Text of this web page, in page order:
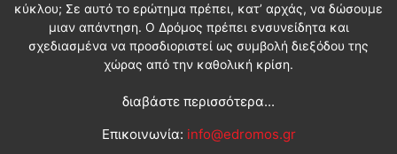
κύκλου; Σε αυτό το ερώτημα πρέπει, κατ’ αρχάς, να δώσουμε
μιαν απάντηση. Ο Δρόμος πρέπει ενσυνείδητα και
σχεδιασμένα να προσδιοριστεί ως συμβολή διεξόδου της
χώρας από την καθολική κρίση.
διαβάστε περισσότερα...
Επικοινωνία: info@edromos.gr